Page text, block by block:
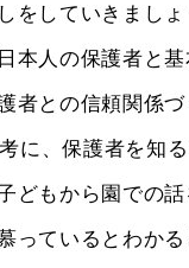
をしていきましょ
本人の保護者と
者との信頼関係
に、保護者を知
どもから園での
っているとわか